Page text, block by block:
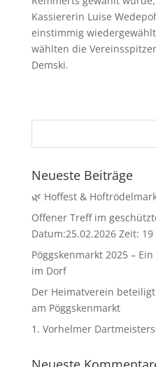
Kassiererin Luise
einstimmig
wählten die
Demski.
Neueste Beiträge
🌿 Hoffest &
Offener Treff im
Datum:25.02.2026 Zeit:
Pöggskenmarkt 2025 –
im Dorf
Der Heimatverein
am Pöggskenmarkt
1. Vorhelmer